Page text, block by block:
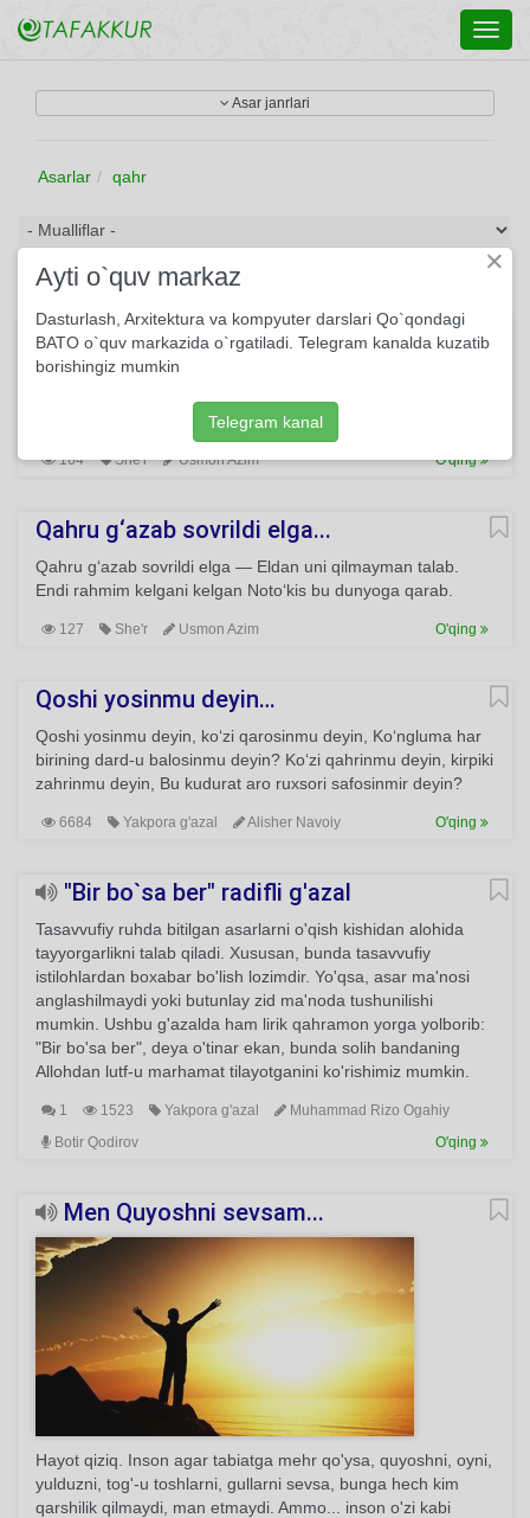
Asar janrlari
Asarlar qahr
Nodramatik ballada yoki beg'am marsh
Barcha ertaklarning Qahramoniman. Ertakda yashamoq —
galam"larda Qilaman parvoz.
164 She'r Usmon Azim O'qing
Qahru g‘azab sovrildi elga...
Qahru g‘azab sovrildi elga — Eldan uni qilmayman talab.
Endi rahmim kelgani kelgan Noto‘kis bu dunyoga qarab.
127 She'r Usmon Azim O'qing
Qoshi yosinmu deyin…
Qoshi yosinmu deyin, ko‘zi qarosinmu deyin, Ko‘ngluma har
birining dard-u balosinmu deyin? Ko‘zi qahrinmu deyin, kirpiki
zahrinmu deyin, Bu kudurat aro ruxsori safosinmir deyin?
6684 Yakpora g'azal Alisher Navoiy O'qing
"Bir bo`sa ber" radifli g'azal
Tasavvufiy ruhda bitilgan asarlarni o'qish kishidan alohida
tayyorgarlikni talab qiladi. Xususan, bunda tasavvufiy
istilohlardan boxabar bo'lish lozimdir. Yo'qsa, asar ma'nosi
anglashilmaydi yoki butunlay zid ma'noda tushunilishi
mumkin. Ushbu g'azalda ham lirik qahramon yorga yolborib:
"Bir bo'sa ber", deya o'tinar ekan, bunda solih bandaning
Allohdan lutf-u marhamat tilayotganini ko'rishimiz mumkin.
1 1523 Yakpora g'azal
Muhammad Rizo Ogahiy
Botir Qodirov
O'qing
Men Quyoshni sevsam...
Hayot qiziq. Inson agar tabiatga mehr qo'ysa, quyoshni, oyni,
yulduzni, tog'-u toshlarni, gullarni sevsa, bunga hech kim
qarshilik qilmaydi, man etmaydi. Ammo... inson o'zi kabi
×
Ayti o`quv markaz
Dasturlash, Arxitektura va kompyuter darslari Qo`qondagi
BATO o`quv markazida o`rgatiladi. Telegram kanalda kuzatib
borishingiz mumkin
Telegram kanal